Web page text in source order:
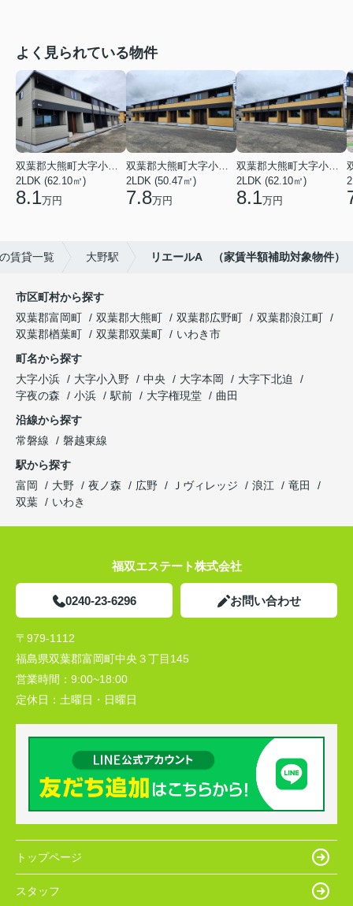
よく見られている物件
双葉郡大熊町大字小入野字西大和久
2LDK (62.10㎡)
8.1万円
双葉郡大熊町大字小入野字西大和久
2LDK (50.47㎡)
7.8万円
双葉郡大熊町大字小入野字西大和久
2LDK (62.10㎡)
8.1万円
賃貸一覧 大野駅 リエールA （家賃半額補助対象物件）
市区町村から探す
双葉郡富岡町
双葉郡大熊町 双葉郡広野町
双葉郡浪江町
双葉郡楢葉町
双葉郡双葉町
いわき市
町名から探す
大字小浜
大字小入野 中央 大字本岡
大字下北迫
字夜の森
小浜 駅前 大字権現堂
曲田
沿線から探す
常磐線
磐越東線
駅から探す
富岡
大野 夜ノ森 広野 Ｊヴィレッジ 浪江
竜田
双葉
いわき
福双エステート株式会社
0240-23-6296 お問い合わせ
〒979-1112
福島県双葉郡富岡町中央３丁目145
営業時間： 9:00~18:00
定休日： 土曜日・日曜日
トップページ
スタッフ